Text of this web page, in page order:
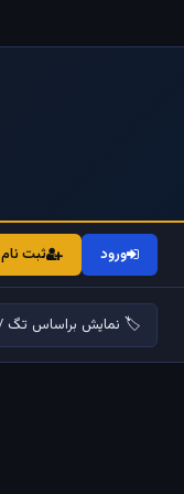
ورود ثبت نام